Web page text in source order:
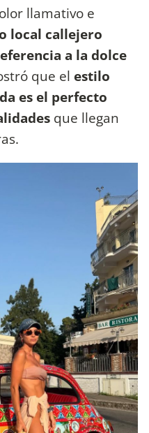
llamativo e
local callejero
a la dolce
que el estilo
es el perfecto
que llegan